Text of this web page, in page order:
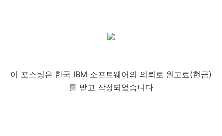
이 포스팅은 한국 IBM 소프트웨어의 의뢰로 원고료(현금)
를 받고 작성되었습니다